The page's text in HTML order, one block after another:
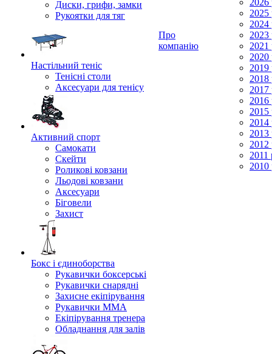
Диски, грифи, замки
Рукоятки для тяг
Настільний теніс
Тенісні столи
Аксесуари для тенісу
Активний спорт
Самокати
Скейти
Роликові ковзани
Льодові ковзани
Аксесуари
Біговели
Захист
Бокс і єдиноборства
Рукавички боксерські
Рукавички снарядні
Захисне екіпірування
Рукавички ММА
Екіпірування тренера
Обладнання для залів
Про
компанію
2026
2025
2024
2023
2021
2020
2019
2018
2017
2016
2015
2014
2013
2012
2011
2010